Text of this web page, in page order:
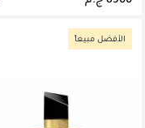
الأفضل مبيعاً